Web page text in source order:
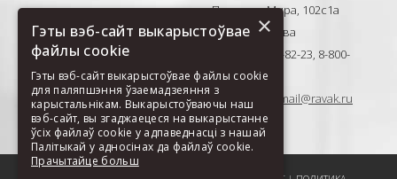
Проспект Мира, 102с1а
129626, Москва
T: +7(495) 710-82-23, 8-800-
333-41-51
E-mail:ravak-mail@ravak.ru
×
Гэты вэб-сайт выкарыстоўвае
файлы cookie
Гэты вэб-сайт выкарыстоўвае файлы cookie
для паляпшэння ўзаемадзеяння з
карыстальнікам. Выкарыстоўваючы наш
вэб-сайт, вы згаджаецеся на выкарыстанне
ўсіх файлаў cookie у адпаведнасці з нашай
Палітыкай у адносінах да файлаў cookie.
Прачытайце больш